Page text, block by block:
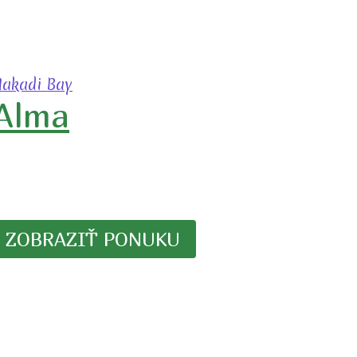
Bay
ZOBRAZIŤ PONUKU